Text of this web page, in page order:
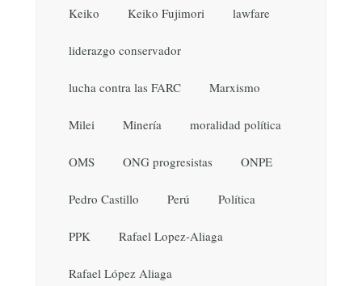
Keiko Keiko Fujimori lawfare
liderazgo conservador
lucha contra las FARC Marxismo
Milei Minería moralidad política
OMS ONG progresistas ONPE
Pedro Castillo Perú Política
PPK Rafael Lopez-Aliaga
Rafael López Aliaga